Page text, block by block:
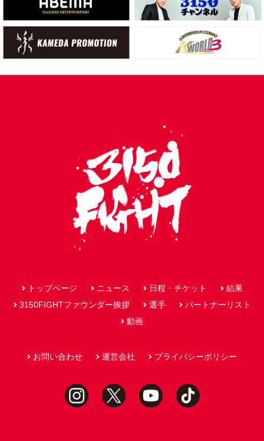
トップページ ニュース 日程・チケット
結果
3150FIGHTファウンダー挨拶
選手
パートナーリスト
動画
お問い合わせ 運営会社 プライバシーポリシー